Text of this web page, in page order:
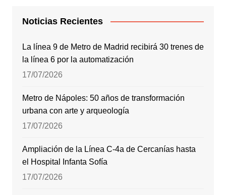
Noticias Recientes
La línea 9 de Metro de Madrid recibirá 30 trenes de
la línea 6 por la automatización
17/07/2026
Metro de Nápoles: 50 años de transformación
urbana con arte y arqueología
17/07/2026
Ampliación de la Línea C-4a de Cercanías hasta
el Hospital Infanta Sofía
17/07/2026